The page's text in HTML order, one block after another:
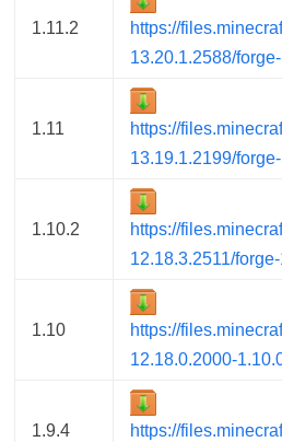
1.11.2
https://
13.20.1.2588/
1.11
https://
13.19.1.2199/
1.10.2
https://
12.18.3.2511/
1.10
https://
12.18.0.2000-
1.9.4
https://